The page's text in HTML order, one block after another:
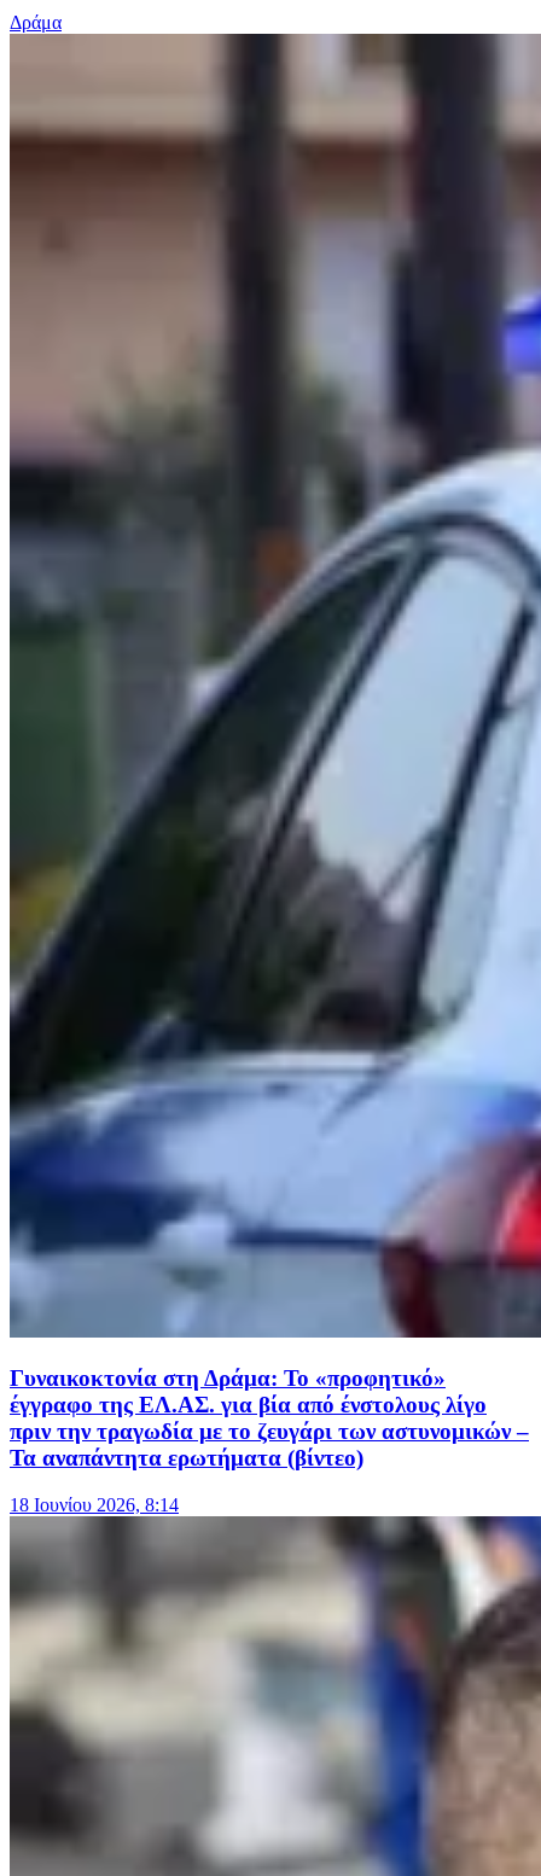
Δράμα
Γυναικοκτονία στη Δράμα: Το «προφητικό»
έγγραφο της ΕΛ.ΑΣ. για βία από ένστολους λίγο
πριν την τραγωδία με το ζευγάρι των αστυνομικών –
Τα αναπάντητα ερωτήματα (βίντεο)
18 Ιουνίου 2026, 8:14